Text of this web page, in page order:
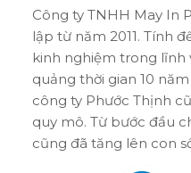
Công ty TNHH May In
lập từ năm 2011. Tính
kinh nghiệm trong lĩnh
quảng thời gian 10
công ty Phước Thịnh
quy mô. Từ bước đầu
cũng đã tăng lên con